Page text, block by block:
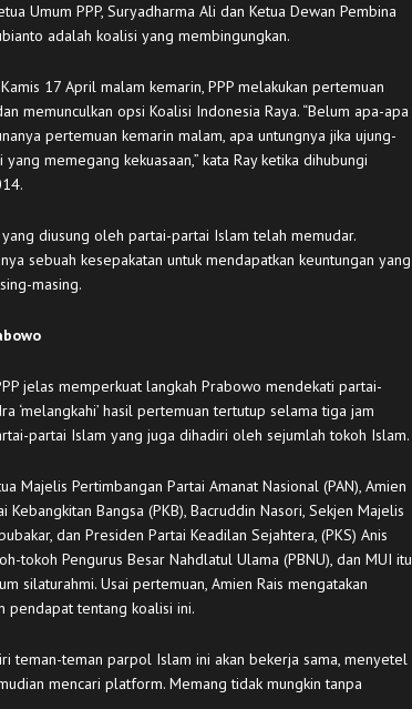
Umum PPP, Suryadharma Ali dan Ketua Dewan Pembina
adalah koalisi yang membingungkan.
17 April malam kemarin, PPP melakukan pertemuan
memunculkan opsi Koalisi Indonesia Raya. “Belum apa-apa
pertemuan kemarin malam, apa untungnya jika ujung-
memegang kekuasaan,” kata Ray ketika dihubungi
diusung oleh partai-partai Islam telah memudar.
sebuah kesepakatan untuk mendapatkan keuntungan yang
masing.
jelas memperkuat langkah Prabowo mendekati partai-
‘melangkahi’ hasil pertemuan tertutup selama tiga jam
partai Islam yang juga dihadiri oleh sejumlah tokoh Islam.
Majelis Pertimbangan Partai Amanat Nasional (PAN), Amien
Kebangkitan Bangsa (PKB), Bacruddin Nasori, Sekjen Majelis
dan Presiden Partai Keadilan Sejahtera, (PKS) Anis
tokoh Pengurus Besar Nahdlatul Ulama (PBNU), dan MUI itu
silaturahmi. Usai pertemuan, Amien Rais mengatakan
pendapat tentang koalisi ini.
teman-teman parpol Islam ini akan bekerja sama, menyetel
mencari platform. Memang tidak mungkin tanpa